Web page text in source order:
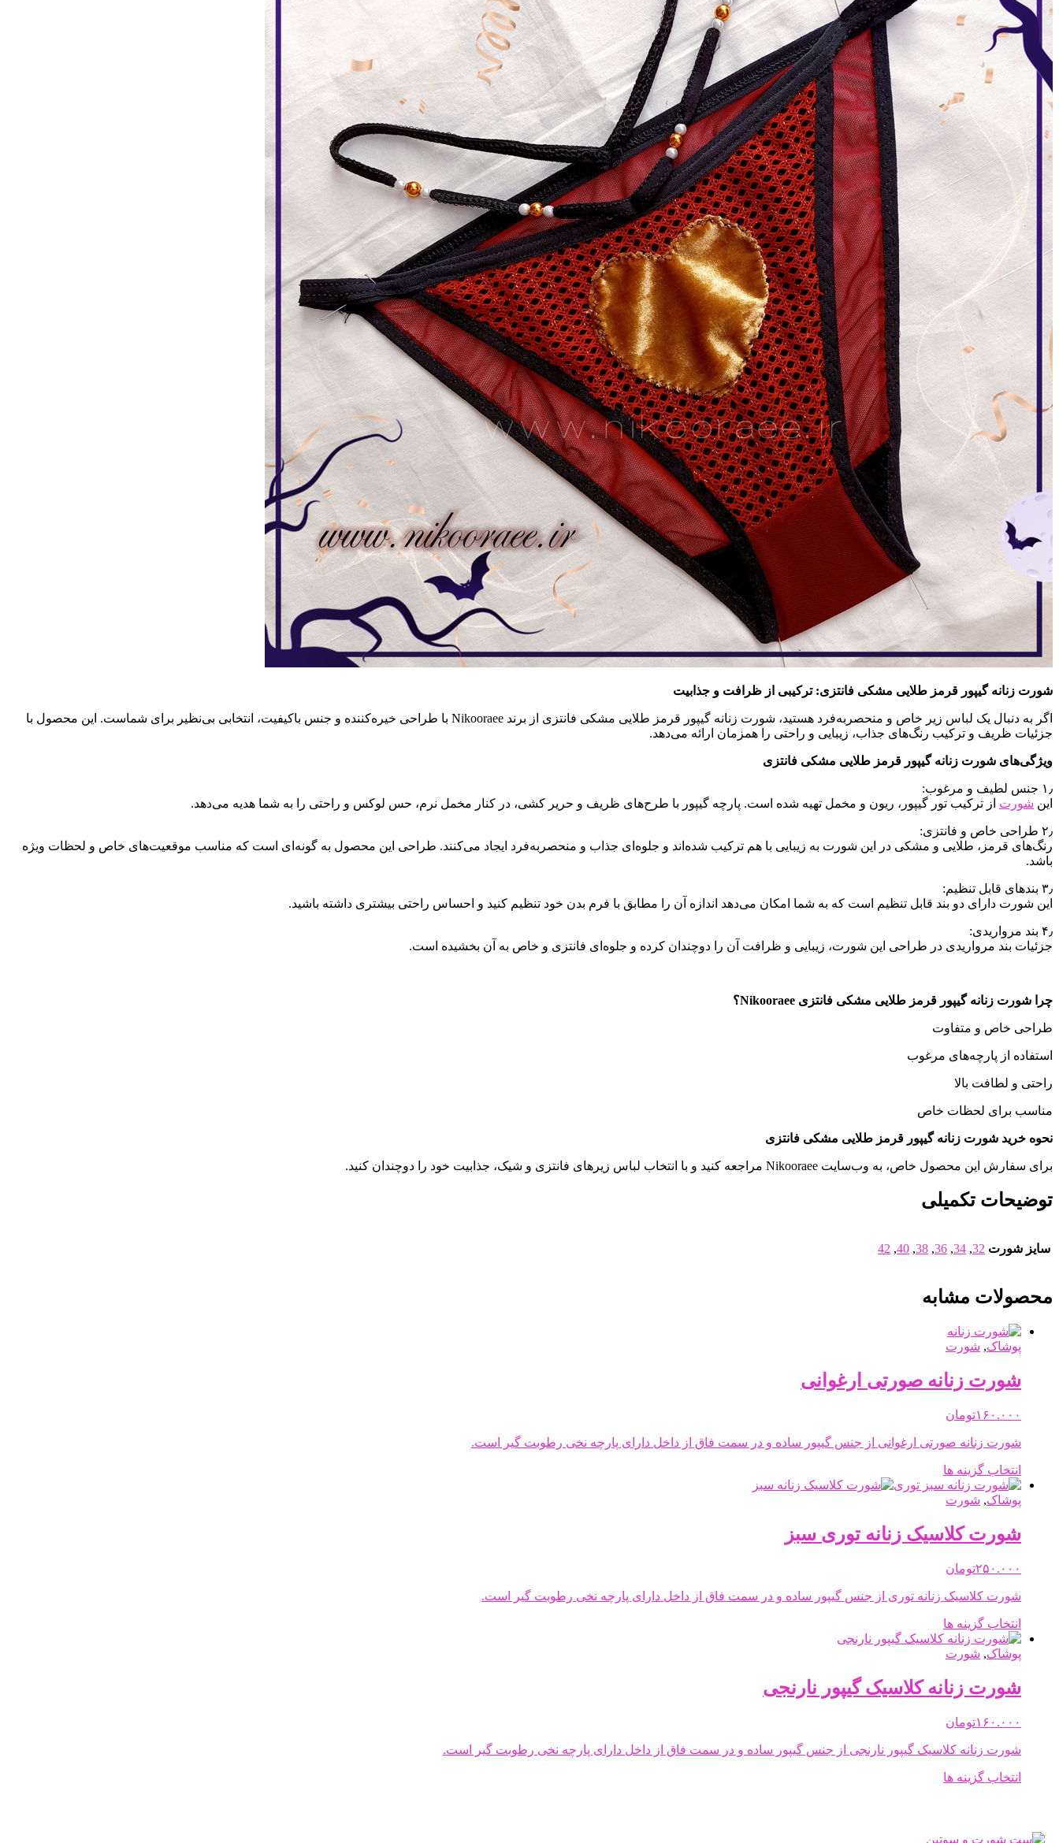
شورت زنانه گیپور قرمز طلایی مشکی فانتزی: ترکیبی از ظرافت و جذابیت
اگر به دنبال یک لباس زیر خاص و منحصر‌به‌فرد هستید، شورت زنانه گیپور قرمز طلایی مشکی فانتزی از برند Nikooraee با طراحی خیره‌کننده و جنس باکیفیت، انتخابی بی‌نظیر برای شماست. این محصول با
جزئیات ظریف و ترکیب رنگ‌های جذاب، زیبایی و راحتی را همزمان ارائه می‌دهد.
ویژگی‌های شورت زنانه گیپور قرمز طلایی مشکی فانتزی
۱٫ جنس لطیف و مرغوب:
این شورت از ترکیب تور گیپور، ریون و مخمل تهیه شده است. پارچه گیپور با طرح‌های ظریف و حریر کشی، در کنار مخمل نرم، حس لوکس و راحتی را به شما هدیه می‌دهد.
۲٫ طراحی خاص و فانتزی:
رنگ‌های قرمز، طلایی و مشکی در این شورت به زیبایی با هم ترکیب شده‌اند و جلوه‌ای جذاب و منحصر‌به‌فرد ایجاد می‌کنند. طراحی این محصول به گونه‌ای است که مناسب موقعیت‌های خاص و لحظات ویژه
باشد.
۳٫ بندهای قابل تنظیم:
این شورت دارای دو بند قابل تنظیم است که به شما امکان می‌دهد اندازه آن را مطابق با فرم بدن خود تنظیم کنید و احساس راحتی بیشتری داشته باشید.
۴٫ بند مرواریدی:
جزئیات بند مرواریدی در طراحی این شورت، زیبایی و ظرافت آن را دوچندان کرده و جلوه‌ای فانتزی و خاص به آن بخشیده است.
چرا شورت زنانه گیپور قرمز طلایی مشکی فانتزی Nikooraee؟
طراحی خاص و متفاوت
استفاده از پارچه‌های مرغوب
راحتی و لطافت بالا
مناسب برای لحظات خاص
نحوه خرید شورت زنانه گیپور قرمز طلایی مشکی فانتزی
برای سفارش این محصول خاص، به وب‌سایت Nikooraee مراجعه کنید و با انتخاب لباس زیرهای فانتزی و شیک، جذابیت خود را دوچندان کنید.
توضیحات تکمیلی
سایز شورت 32
,
34
,
36
,
38
,
40
,
42
محصولات مشابه
پوشاک, شورت
شورت زنانه صورتی ارغوانی
۱۶۰.۰۰۰تومان
شورت زنانه صورتی ارغوانی از جنس گیپور ساده و در سمت فاق از داخل دارای پارچه نخی رطوبت گیر است.
انتخاب گزینه ها
محصول
مختلفی
می
ممکن
در
صفحه
انتخاب
شوند
پوشاک, شورت
شورت کلاسیک زنانه توری سبز
۲۵۰.۰۰۰تومان
شورت کلاسیک زنانه توری از جنس گیپور ساده و در سمت فاق از داخل دارای پارچه نخی رطوبت گیر است.
انتخاب گزینه ها
محصول
مختلفی
می
ها
ممکن
در
پوشاک, شورت
شورت زنانه کلاسیک گیپور نارنجی
۱۶۰.۰۰۰تومان
شورت زنانه کلاسیک گیپور نارنجی از جنس گیپور ساده و در سمت فاق از داخل دارای پارچه نخی رطوبت گیر است.
انتخاب گزینه ها
مختلفی